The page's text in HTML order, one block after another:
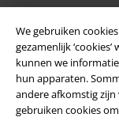
We gebruiken
gezamenlijk
kunnen we
hun apparaten.
andere afkomstig
gebruiken cookies
Legal